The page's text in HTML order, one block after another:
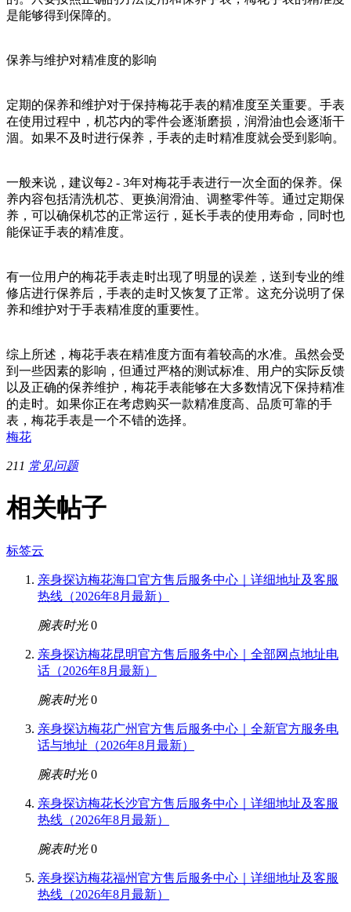
是能够得到保障的。
保养与维护对精准度的影响
定期的保养和维护对于保持梅花手表的精准度至关重要。手表
在使用过程中，机芯内的零件会逐渐磨损，润滑油也会逐渐干
涸。如果不及时进行保养，手表的走时精准度就会受到影响。
一般来说，建议每2 - 3年对梅花手表进行一次全面的保养。保
养内容包括清洗机芯、更换润滑油、调整零件等。通过定期保
养，可以确保机芯的正常运行，延长手表的使用寿命，同时也
能保证手表的精准度。
有一位用户的梅花手表走时出现了明显的误差，送到专业的维
修店进行保养后，手表的走时又恢复了正常。这充分说明了保
养和维护对于手表精准度的重要性。
综上所述，梅花手表在精准度方面有着较高的水准。虽然会受
到一些因素的影响，但通过严格的测试标准、用户的实际反馈
以及正确的保养维护，梅花手表能够在大多数情况下保持精准
的走时。如果你正在考虑购买一款精准度高、品质可靠的手
表，梅花手表是一个不错的选择。
梅花
211 常见问题
相关帖子
标签云
亲身探访梅花海口官方售后服务中心｜详细地址及客服
热线（2026年8月最新）
腕表时光 0
亲身探访梅花昆明官方售后服务中心｜全部网点地址电
话（2026年8月最新）
腕表时光 0
亲身探访梅花广州官方售后服务中心｜全新官方服务电
话与地址（2026年8月最新）
腕表时光 0
亲身探访梅花长沙官方售后服务中心｜详细地址及客服
热线（2026年8月最新）
腕表时光 0
亲身探访梅花福州官方售后服务中心｜详细地址及客服
热线（2026年8月最新）